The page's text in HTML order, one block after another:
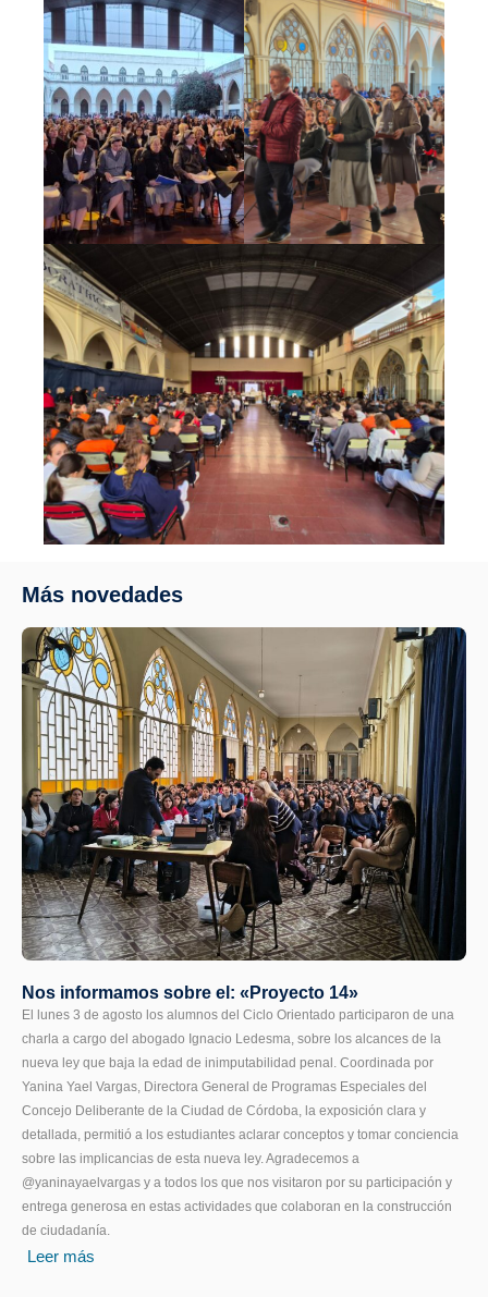
Más novedades
Nos informamos sobre el: «Proyecto 14»
El lunes 3 de agosto los alumnos del Ciclo Orientado participaron de una
charla a cargo del abogado Ignacio Ledesma, sobre los alcances de la
nueva ley que baja la edad de inimputabilidad penal. Coordinada por
Yanina Yael Vargas, Directora General de Programas Especiales del
Concejo Deliberante de la Ciudad de Córdoba, la exposición clara y
detallada, permitió a los estudiantes aclarar conceptos y tomar conciencia
sobre las implicancias de esta nueva ley. Agradecemos a
@yaninayaelvargas y a todos los que nos visitaron por su participación y
entrega generosa en estas actividades que colaboran en la construcción
de ciudadanía.
Leer más